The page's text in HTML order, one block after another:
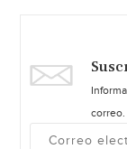
correo.